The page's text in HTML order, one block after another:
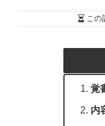
この
覚
内